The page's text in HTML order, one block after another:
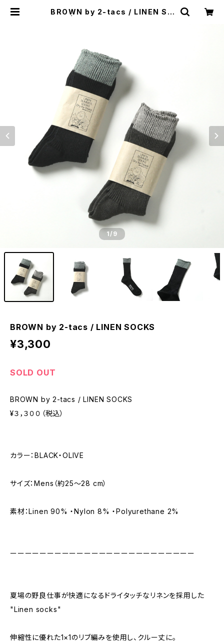
BROWN by 2-tacs / LINEN SO
1/9
BROWN by 2-tacs / LINEN SOCKS
¥3,300
SOLD OUT
BROWN by 2-tacs / LINEN SOCKS
¥３，３００（税込）
カラー：BLACK・OLIVE
サイズ：Mens（約25〜28 cm）
素材：Linen 90% ・Nylon 8% ・Polyurethane 2%
ーーーーーーーーーーーーーーーーーーーーーーーーー
夏場の野良仕事が快適になるドライタッチなリネンを採用した
"Linen socks"
伸縮性に優れた1×1のリブ編みを使用し、クルー丈に。